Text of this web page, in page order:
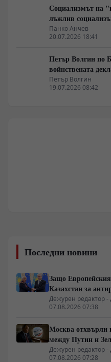
Социализмът на
лъжлив
Панко Анчев
20.07.2026 18:41
Петър Волгин по
войнствената
Петър Волгин
19.07.2026 08:42
Последни новини
Защо
Казахстан за
Дежурен редактор -
07.08.2026 07:38
Москва отхвърли
между Путин и
Дежурен редактор -
07.08.2026 07:28